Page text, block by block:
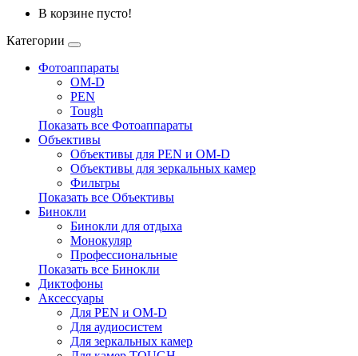
В корзине пусто!
Категории
Фотоаппараты
OM-D
PEN
Tough
Показать все Фотоаппараты
Объективы
Объективы для PEN и OM-D
Объективы для зеркальных камер
Фильтры
Показать все Объективы
Бинокли
Бинокли для отдыха
Монокуляр
Профессиональные
Показать все Бинокли
Диктофоны
Аксессуары
Для PEN и OM-D
Для аудиосистем
Для зеркальных камер